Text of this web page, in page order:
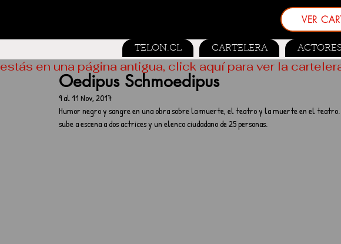
VER
TELON.CL CARTELERA ACTORES
Oedipus Schmoedipus
9 al 11 Nov, 2017
Humor negro y sangre en una obra sobre la muerte, el teatro y la muerte en el teatro.
sube a escena a dos actrices y un elenco ciudadano de 25 personas.
estás en una página antigua, click aquí para ver la